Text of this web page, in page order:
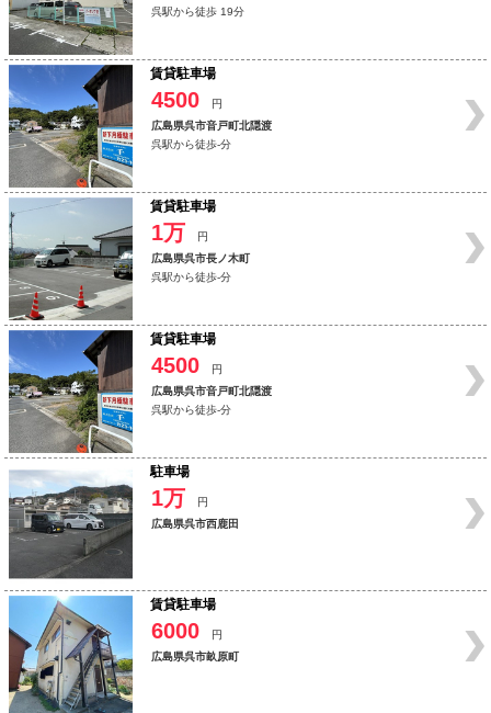
呉駅から徒歩 19分
賃貸駐車場
4500
円
広島県呉市音戸町北隠渡
呉駅から徒歩-分
賃貸駐車場
1万
円
広島県呉市長ノ木町
呉駅から徒歩-分
賃貸駐車場
4500
円
広島県呉市音戸町北隠渡
呉駅から徒歩-分
駐車場
1万
円
広島県呉市西鹿田
賃貸駐車場
6000
円
広島県呉市畝原町